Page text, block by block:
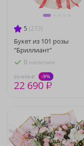
5 (273)
Букет из 101 розы
"Бриллиант"
В наличии
25 070 ₽ -9%
22 690 ₽